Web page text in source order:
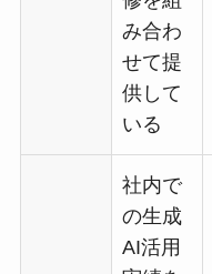
み合わ
せて提
供して
いる
社内で
の生成
AI活用